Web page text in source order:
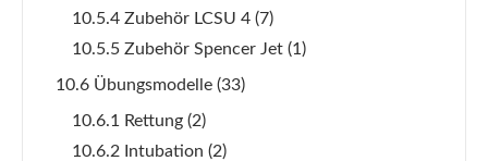
10.5.4 Zubehör LCSU 4 (7)
10.5.5 Zubehör Spencer Jet (1)
10.6 Übungsmodelle (33)
10.6.1 Rettung (2)
10.6.2 Intubation (2)